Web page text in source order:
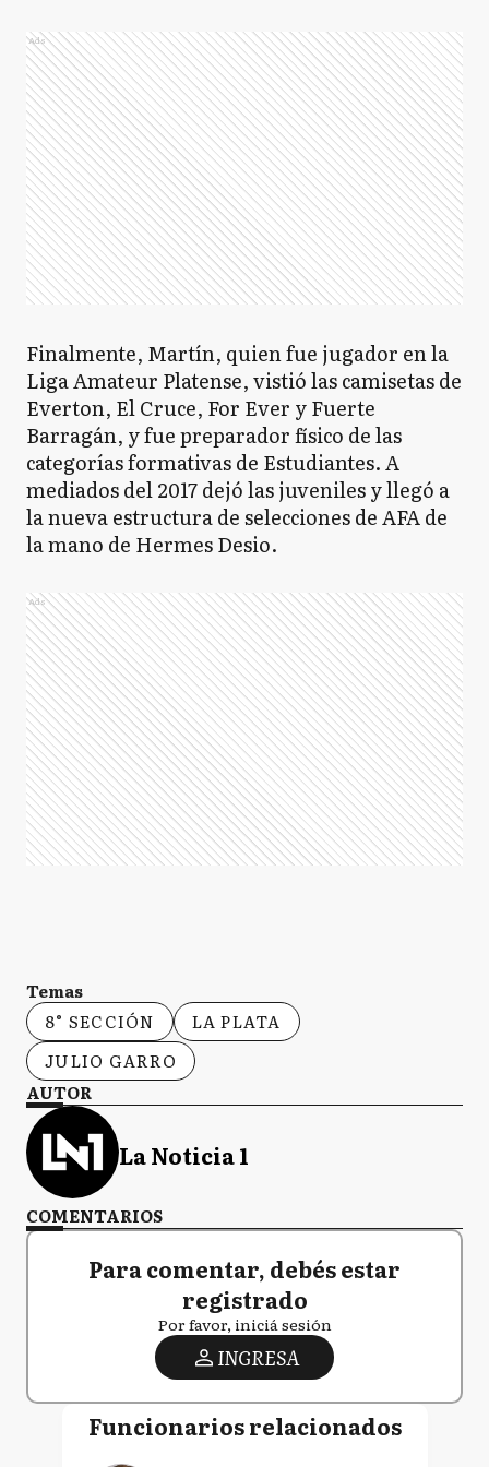
Ads
Finalmente, Martín, quien fue jugador en la
Liga Amateur Platense, vistió las camisetas de
Everton, El Cruce, For Ever y Fuerte
Barragán, y fue preparador físico de las
categorías formativas de Estudiantes. A
mediados del 2017 dejó las juveniles y llegó a
la nueva estructura de selecciones de AFA de
la mano de Hermes Desio.
Ads
Temas
8° SECCIÓN
LA PLATA
JULIO GARRO
AUTOR
La Noticia 1
COMENTARIOS
Para comentar, debés estar
registrado
Por favor, iniciá sesión
INGRESA
Funcionarios relacionados